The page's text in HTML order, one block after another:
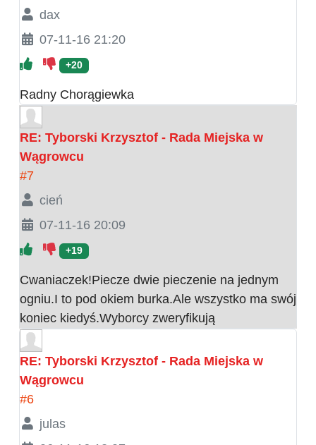
dax
07-11-16 21:20
+20
Radny Chorągiewka
RE: Tyborski Krzysztof - Rada Miejska w
Wągrowcu
#7
cień
07-11-16 20:09
+19
Cwaniaczek!Piecze dwie pieczenie na jednym
ogniu.I to pod okiem burka.Ale wszystko ma swój
koniec kiedyś.Wyborcy zweryfikują
RE: Tyborski Krzysztof - Rada Miejska w
Wągrowcu
#6
julas